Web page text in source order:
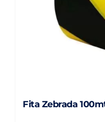
Fita Zebrada